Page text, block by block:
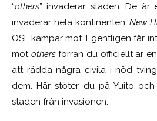
“others” invaderar staden. De är
invaderar hela kontinenten,New
OSF kämpar mot. Egentligen får
mot othersförrän du officiellt är
att rädda några civila i nöd
dem. Här stöter du på Yuito
staden från invasionen.